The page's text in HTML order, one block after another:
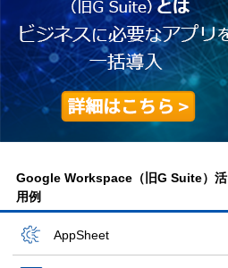
Google Workspace（旧G Suite）活
用例
AppSheet